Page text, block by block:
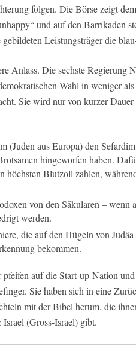
folgen. Die Börse zeigt
und auf den Barrikaden
Leistungsträger die
Anlass. Die sechste Regierung
Wahl in weniger
Sie wird nur von kurzer
(Juden aus Europa) den
hingeworfen haben.
höchsten Blutzoll zahlen,
von den Säkularen – wenn
werden.
die auf den Hügeln von
bekommen.
auf die Start-up-Nation
Sie haben sich in eine
mit der Bibel herum, die
(Gross-Israel) gibt.